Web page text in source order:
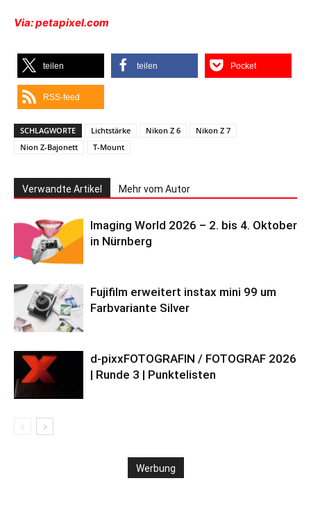
Via: petapixel.com
teilen teilen Pocket
RSS-feed
SCHLAGWORTE Lichtstärke Nikon Z 6
Nikon Z 7
Nion Z-Bajonett
T-Mount
Verwandte Artikel Mehr vom Autor
Imaging World 2026 – 2. bis 4. Oktober
in Nürnberg
Fujifilm erweitert instax mini 99 um
Farbvariante Silver
d-pixxFOTOGRAFIN / FOTOGRAF 2026
| Runde 3 | Punktelisten
Werbung